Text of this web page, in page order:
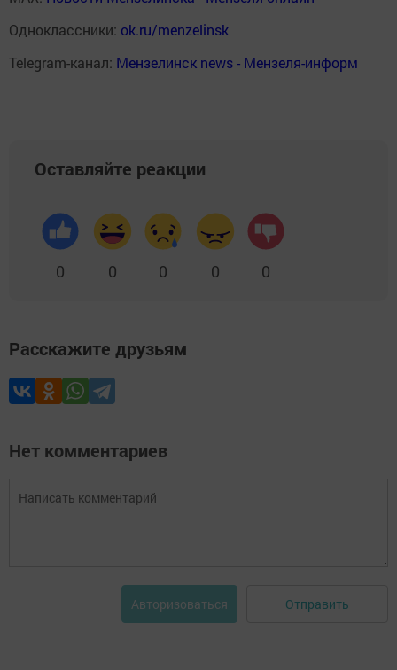
Одноклассники: ok.ru/menzelinsk
Telegram-канал: Мензелинск news - Мензеля-информ
Оставляйте реакции
0 0 0 0 0
Расскажите друзьям
Нет комментариев
Авторизоваться Отправить